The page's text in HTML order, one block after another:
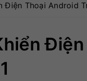
Điện Thoại Android